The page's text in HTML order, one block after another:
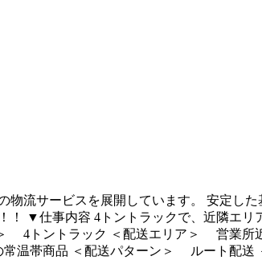
流サービスを展開しています。 安定し
▼仕事内容 4トントラックで、近隣エリ
4トントラック ＜配送エリア＞ 営業所
温帯商品 ＜配送パターン＞ ルート配